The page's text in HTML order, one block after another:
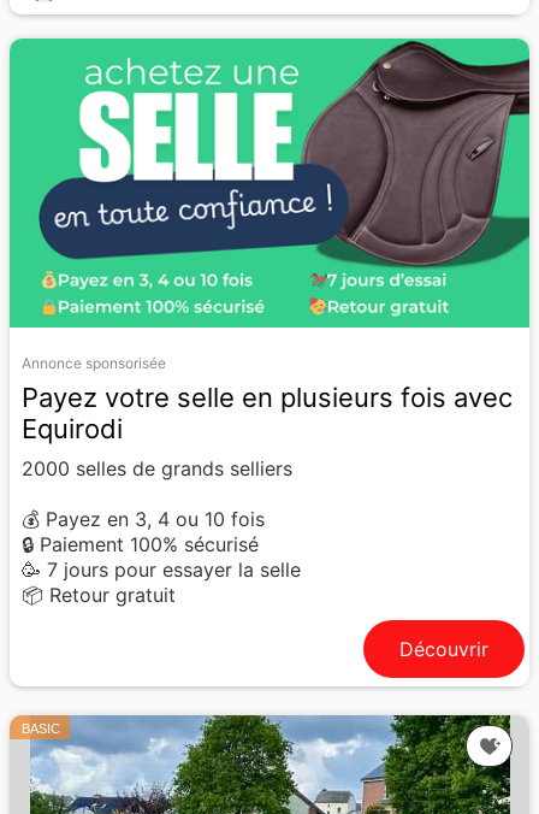
Annonce sponsorisée
Payez votre selle en plusieurs fois avec
Equirodi
2000 selles de grands selliers
💰 Payez en 3, 4 ou 10 fois
🔒 Paiement 100% sécurisé
🥳 7 jours pour essayer la selle
📦 Retour gratuit
Découvrir
BASIC